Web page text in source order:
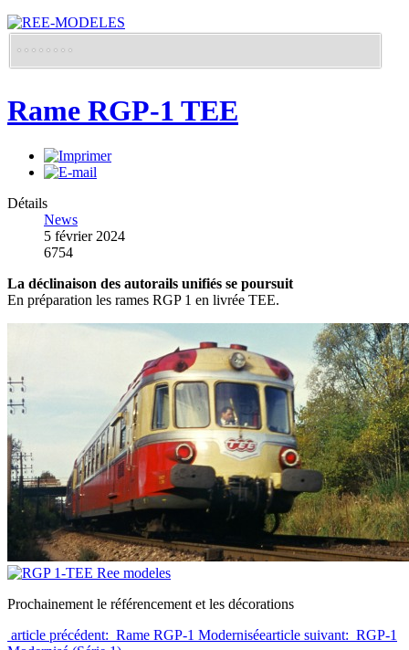
Rame RGP-1 TEE
Détails
News
5 février 2024
6754
La déclinaison des autorails unifiés se poursuit
En préparation les rames RGP 1 en livrée TEE.
Prochainement le référencement et les décorations
article précédent: Rame RGP-1 Moderniséearticle suivant: RGP-1